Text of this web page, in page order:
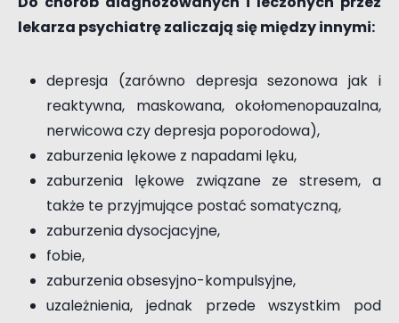
lekarza psychiatrę zaliczają się między innymi:
depresja (zarówno depresja sezonowa jak i
reaktywna, maskowana, okołomenopauzalna,
nerwicowa czy depresja poporodowa),
zaburzenia lękowe z napadami lęku,
zaburzenia lękowe związane ze stresem, a
także te przyjmujące postać somatyczną,
zaburzenia dysocjacyjne,
fobie,
zaburzenia obsesyjno-kompulsyjne,
uzależnienia, jednak przede wszystkim pod